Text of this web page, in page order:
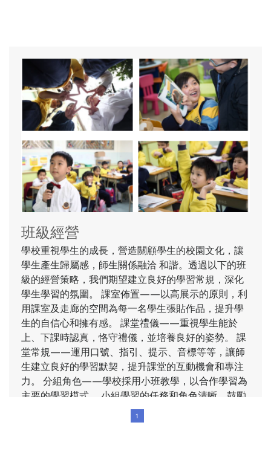
班級經營
學校重視學生的成長，營造關顧學生的校園文化，讓
學生產生歸屬感，師生關係融洽 和諧。透過以下的班
級的經營策略，我們期望建立良好的學習常規，深化
學生學習的氛圍。 課室佈置——以高展示的原則，利
用課室及走廊的空間為每一名學生張貼作品，提升學
生的自信心和擁有感。 課堂禮儀——重視學生能於
上、下課時認真，恪守禮儀，並培養良好的姿勢。 課
堂常規——運用口號、指引、提示、音標等等，讓師
生建立良好的學習默契，提升課堂的互動機會和專注
力。 分組角色——學校採用小班教學，以合作學習為
主要的學習模式 。小組學習的任務和角色清晰，鼓勵
學生分工協作完成達成學習目標。 課堂獎賞——各班
訂定班本的課堂獎勵制度，激勵學生積極參與課堂的
1